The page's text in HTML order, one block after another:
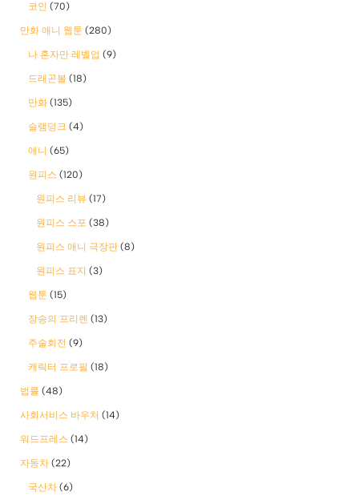
코인 (70)
만화 애니 웹툰 (280)
나 혼자만 레벨업 (9)
드래곤볼 (18)
만화 (135)
슬램덩크 (4)
애니 (65)
원피스 (120)
원피스 리뷰 (17)
원피스 스포 (38)
원피스 애니 극장판 (8)
원피스 표지 (3)
웹툰 (15)
장송의 프리렌 (13)
주술회전 (9)
캐릭터 프로필 (18)
법률 (48)
사회서비스 바우처 (14)
워드프레스 (14)
자동차 (22)
국산차 (6)